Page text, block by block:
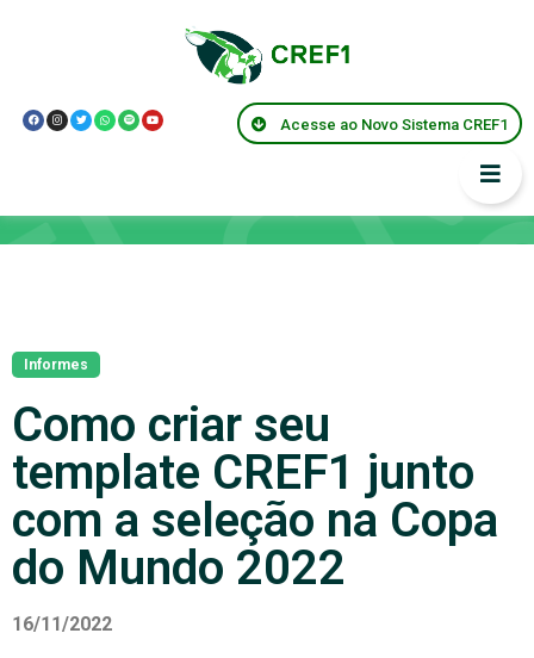
Acesse ao Novo Sistema CREF1
Informes
Como criar seu
template CREF1 junto
com a seleção na Copa
do Mundo 2022
16/11/2022